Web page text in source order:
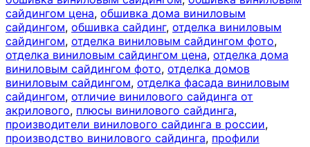
сайдингом цена, обшивка дома виниловым
сайдингом, обшивка сайдинг, отделка виниловым
сайдингом, отделка виниловым сайдингом фото,
отделка виниловым сайдингом цена, отделка дома
виниловым сайдингом фото, отделка домов
виниловым сайдингом, отделка фасада виниловым
сайдингом, отличие винилового сайдинга от
акрилового, плюсы винилового сайдинга,
производители винилового сайдинга в россии,
производство винилового сайдинга, профили